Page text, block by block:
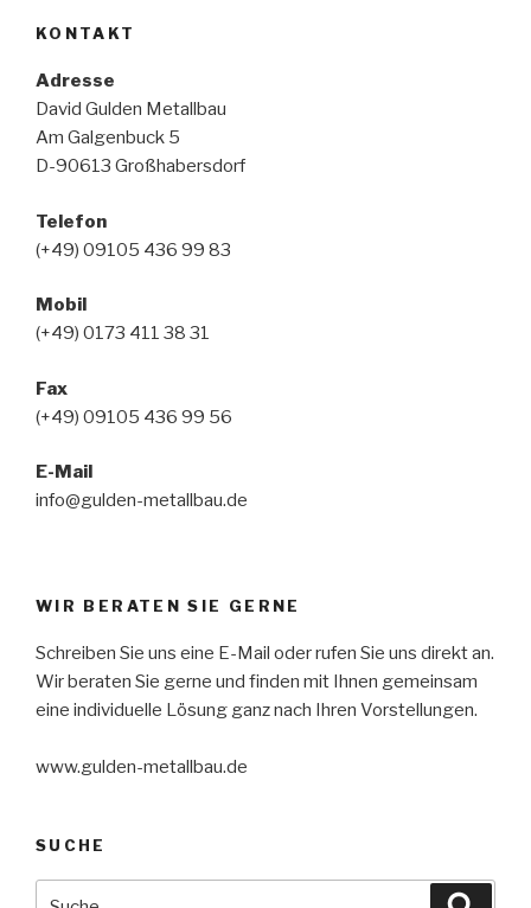
KONTAKT
Adresse
David Gulden Metallbau
Am Galgenbuck 5
D-90613 Großhabersdorf
Telefon
(+49) 09105 436 99 83
Mobil
(+49) 0173 411 38 31
Fax
(+49) 09105 436 99 56
E-Mail
info@gulden-metallbau.de
WIR BERATEN SIE GERNE
Schreiben Sie uns eine E-Mail oder rufen Sie uns direkt an.
Wir beraten Sie gerne und finden mit Ihnen gemeinsam
eine individuelle Lösung ganz nach Ihren Vorstellungen.
www.gulden-metallbau.de
SUCHE